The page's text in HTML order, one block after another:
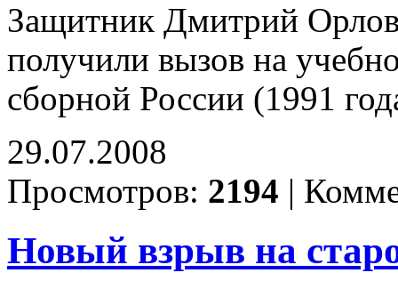
Защитник Дмитрий
получили вызов на
сборной России (1991
29.07.2008
Просмотров: 2194 |
Новый взрыв на